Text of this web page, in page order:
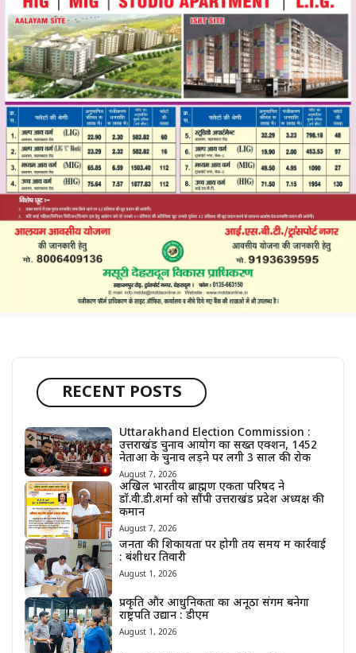
RECENT POSTS
Uttarakhand Election Commission :
उत्तराखंड चुनाव आयोग का सख्त एक्शन, 1452
नेताओं के चुनाव लड़ने पर लगी 3 साल की रोक
August 7, 2026
अखिल भारतीय ब्राह्मण एकता परिषद ने
डॉ.वी.डी.शर्मा को सौंपी उत्तराखंड प्रदेश अध्यक्ष की
कमान
August 7, 2026
जनता की शिकायतों पर होगी तय समय में कार्रवाई
: बंशीधर तिवारी
August 1, 2026
प्रकृति और आधुनिकता का अनूठा संगम बनेगा
राष्ट्रपति उद्यान : डीएम
August 1, 2026